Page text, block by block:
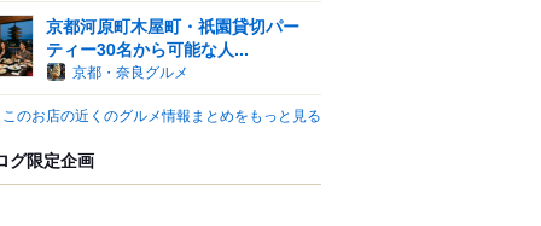
京都河原町木屋町・祇園貸切パー
ティー30名から可能な人...
京都・奈良グルメ
このお店の近くのグルメ情報まとめをもっと見る
グ限定企画